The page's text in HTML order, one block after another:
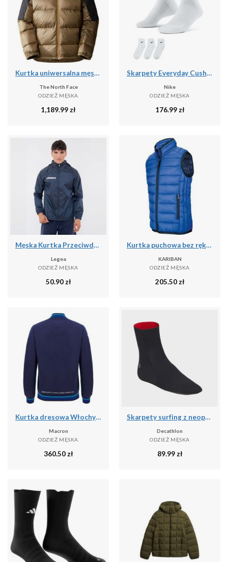
Kurtka uniwersalna męska The North Face Diablo Recycled
The North Face
ODZIEŻ MĘSKA
1,189.99 zł
Skarpety Everyday Cushion Ankle 3 Pary
Nike
ODZIEŻ MĘSKA
176.99 zł
Męska Kurtka Przeciwdeszczowa Biegowa Niebieska
Legea
ODZIEŻ MĘSKA
50.90 zł
Kurtka puchowa bez rękawów Kariban Légère
KARIBAN
ODZIEŻ MĘSKA
205.50 zł
Kurtka dresowa Włochy 2024
Macron
ODZIEŻ MĘSKA
360.50 zł
Skarpety surfing z neoprenu 3 mm
Decathlon
ODZIEŻ MĘSKA
89.99 zł